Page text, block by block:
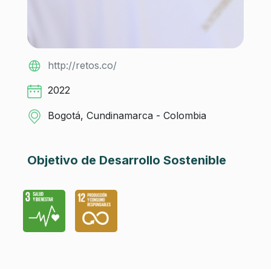
http://retos.co/
2022
Bogotá, Cundinamarca - Colombia
Objetivo de Desarrollo Sostenible